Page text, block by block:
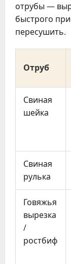
отрубы —
быстрого
пересушить.
Отруб
Свиная
шейка
Свиная
рулька
Говяжья
вырезка
/
ростбиф